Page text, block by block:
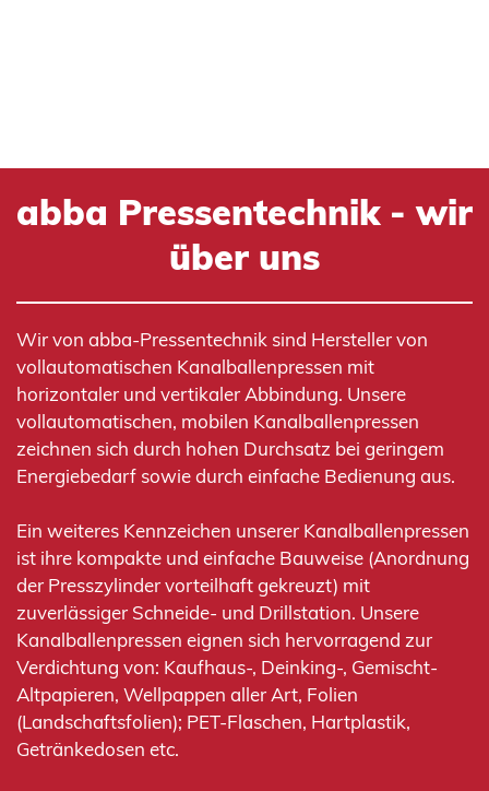
abba Pressentechnik - wir
über uns
Wir von abba-Pressentechnik sind Hersteller von
vollautomatischen Kanalballenpressen mit
horizontaler und vertikaler Abbindung. Unsere
vollautomatischen, mobilen Kanalballenpressen
zeichnen sich durch hohen Durchsatz bei geringem
Energiebedarf sowie durch einfache Bedienung aus.
Ein weiteres Kennzeichen unserer Kanalballenpressen
ist ihre kompakte und einfache Bauweise (Anordnung
der Presszylinder vorteilhaft gekreuzt) mit
zuverlässiger Schneide- und Drillstation. Unsere
Kanalballenpressen eignen sich hervorragend zur
Verdichtung von: Kaufhaus-, Deinking-, Gemischt-
Altpapieren, Wellpappen aller Art, Folien
(Landschaftsfolien); PET-Flaschen, Hartplastik,
Getränkedosen etc.